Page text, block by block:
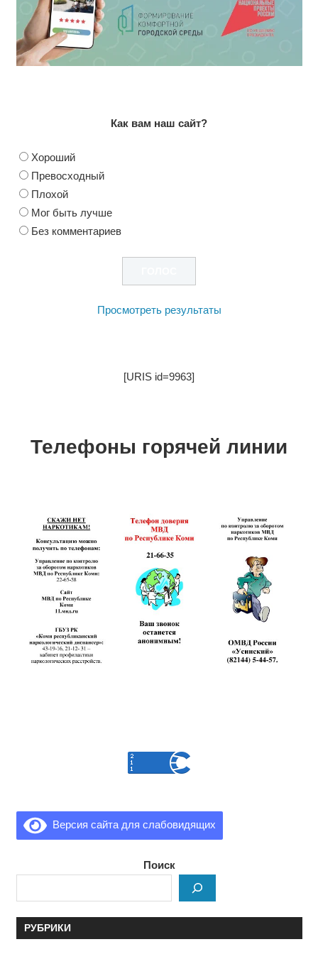
Как вам наш сайт?
Хороший
Превосходный
Плохой
Мог быть лучше
Без комментариев
Просмотреть результаты
[URIS id=9963]
Телефоны горячей линии
Версия сайта для слабовидящих
Поиск
РУБРИКИ